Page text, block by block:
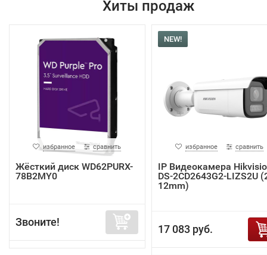
Хиты продаж
избранное сравнить
Жёсткий диск WD62PURX-
78B2MY0
Звоните!
NEW!
избранное сравнить
IP Видеокамера
DS-2CD2643G2-LIZS2U
12mm)
17 083 руб.